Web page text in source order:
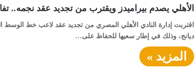
الأهلي يصدم بيراميدز ويقترب من تجديد عقد نجمه..
اقتربت إدارة النادي الأهلي المصري من تجديد عقد لاعب خط الوسط
ديانج، وذلك في إطار سعيها للحفاظ على…
المزيد »